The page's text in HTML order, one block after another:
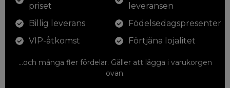
priset
Billig leverans
VIP-åtkomst
leveransen
Födelsedagspresenter
Förtjäna lojalitet
...och många fler fördelar. Gäller att lägga i varukorgen
ovan.